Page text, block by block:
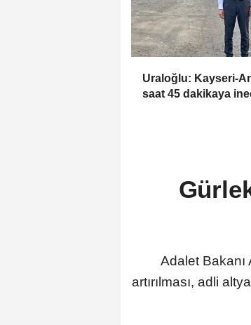
Uraloğlu: Kayseri-
saat 45 dakikaya
Adalet
artırılması, adli